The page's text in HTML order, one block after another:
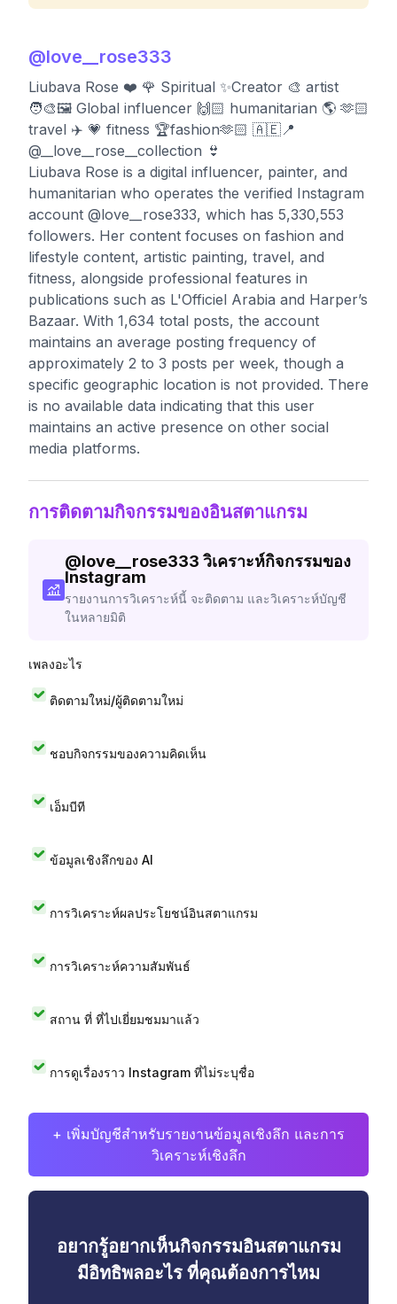
@love__rose333
Liubava Rose ❤️ 🌹 Spiritual ✨Creator 🎨 artist
🧑‍🎨🖼️ Global influencer 🙌🏻 humanitarian 🌎 🫶🏻
travel ✈️ 💗 fitness 🏆fashion🫶🏻 🇦🇪📍
@__love__rose__collection 👙
Liubava Rose is a digital influencer, painter, and
humanitarian who operates the verified Instagram
account @love__rose333, which has 5,330,553
followers. Her content focuses on fashion and
lifestyle content, artistic painting, travel, and
fitness, alongside professional features in
publications such as L'Officiel Arabia and Harper’s
Bazaar. With 1,634 total posts, the account
maintains an average posting frequency of
approximately 2 to 3 posts per week, though a
specific geographic location is not provided. There
is no available data indicating that this user
maintains an active presence on other social
media platforms.
การติดตามกิจกรรมของอินสตาแกรม
@love__rose333 วิเคราะห์กิจกรรมของ
Instagram
รายงานการวิเคราะห์นี้ จะติดตาม และวิเคราะห์บัญชี
ในหลายมิติ
เพลงอะไร
ติดตามใหม่/ผู้ติดตามใหม่
ชอบกิจกรรมของความคิดเห็น
เอ็มบีที
ข้อมูลเชิงลึกของ AI
การวิเคราะห์ผลประโยชน์อินสตาแกรม
การวิเคราะห์ความสัมพันธ์
สถาน ที่ ที่ไปเยี่ยมชมมาแล้ว
การดูเรื่องราว Instagram ที่ไม่ระบุชื่อ
+ เพิ่มบัญชีสำหรับรายงานข้อมูลเชิงลึก และการ
วิเคราะห์เชิงลึก
อยากรู้อยากเห็นกิจกรรมอินสตาแกรม
มีอิทธิพลอะไร ที่คุณต้องการไหม